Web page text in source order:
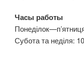
Часы работы
Субота та неділя: